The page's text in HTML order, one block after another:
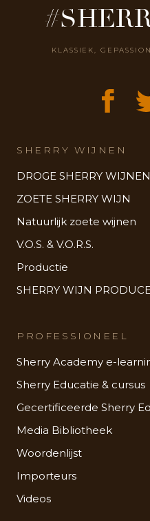
KLASSIEK,
SHERRY WIJNEN
DROGE SHERRY WIJNEN
ZOETE SHERRY WIJN
Natuurlijk zoete wijnen
V.O.S. & V.O.R.S.
Productie
SHERRY WIJN
PROFESSIONEEL
Sherry Academy e-
Sherry Educatie & cursus
Gecertificeerde Sherry
Media Bibliotheek
Woordenlijst
Importeurs
Videos